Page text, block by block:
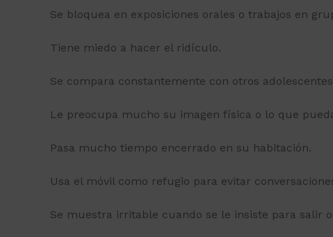
Se bloquea en exposiciones orales o trabajos en
Tiene miedo a hacer el ridículo.
Se compara constantemente con otros
Le preocupa mucho su imagen física o lo que
Pasa mucho tiempo encerrado en su habitación.
Usa el móvil como refugio para evitar
Se muestra irritable cuando se le insiste para salir